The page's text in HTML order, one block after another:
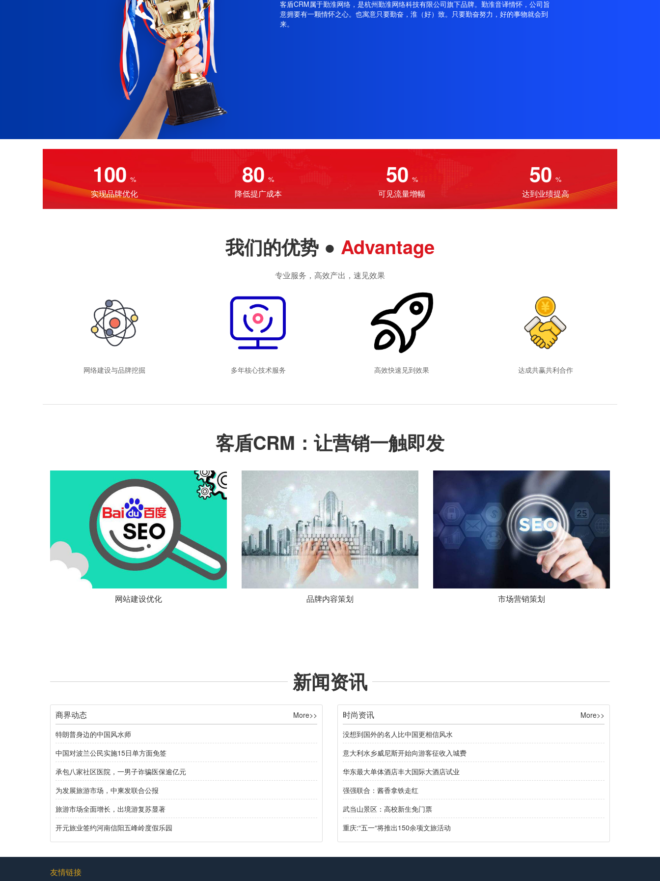
客盾CRM属于勤淮网络，是杭州勤淮网络科技有限公司旗下品牌。勤淮音译情怀，公司旨
意拥要有一颗情怀之心。也寓意只要勤奋，淮（好）致。只要勤奋努力，好的事物就会到
来。
100 %
实现品牌优化
80 %
降低提广成本
50 %
可见流量增幅
50 %
达到业绩提高
我们的优势 ● Advantage
专业服务，高效产出，速见效果
网络建设与品牌挖掘 多年核心技术服务 高效快速见到效果 达成共赢共利合作
客盾CRM：让营销一触即发
网站建设优化 品牌内容策划 市场营销策划
新闻资讯
商界动态
More>>
特朗普身边的中国风水师
中国对波兰公民实施15日单方面免签
承包八家社区医院，一男子诈骗医保逾亿元
为发展旅游市场，中柬发联合公报
旅游市场全面增长，出境游复苏显著
开元旅业签约河南信阳五峰岭度假乐园
时尚资讯
More>>
没想到国外的名人比中国更相信风水
意大利水乡威尼斯开始向游客征收入城费
华东最大单体酒店丰大国际大酒店试业
强强联合：酱香拿铁走红
武当山景区：高校新生免门票
重庆:“五一“将推出150余项文旅活动
友情链接